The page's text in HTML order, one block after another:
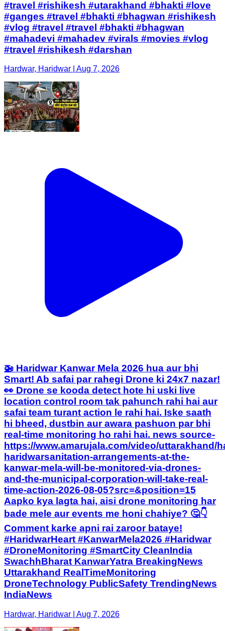
#travel #rishikesh #utarakhand #bhakti #love
#ganges #travel #bhakti #bhagwan #rishikesh
#vlog #travel #travel #bhakti #bhagwan
#mahadevi #mahadev #virals #movies #vlog
#travel #rishikesh #darshan
Hardwar, Haridwar | Aug 7, 2026
🚁 Haridwar Kanwar Mela 2026 hua aur bhi
Smart! Ab safai par rahegi Drone ki 24x7 nazar!
👀 Drone se kooda detect hote hi uski live
location control room tak pahunch rahi hai aur
safai team turant action le rahi hai. Iske saath
hi bheed, dustbin aur awara pashuon par bhi
real-time monitoring ho rahi hai. news source-
https://www.amarujala.com/video/uttarakhand/
haridwarsanitation-arrangements-at-the-
kanwar-mela-will-be-monitored-via-drones-
and-the-municipal-corporation-will-take-real-
time-action-2026-08-05?src=&position=15
Aapko kya lagta hai, aisi drone monitoring har
bade mele aur events me honi chahiye? 🤔👇
Comment karke apni rai zaroor bataye!
#HaridwarHeart #KanwarMela2026 #Haridwar
#DroneMonitoring #SmartCity CleanIndia
SwachhBharat KanwarYatra BreakingNews
Uttarakhand RealTimeMonitoring
DroneTechnology PublicSafety TrendingNews
IndiaNews
Hardwar, Haridwar | Aug 7, 2026